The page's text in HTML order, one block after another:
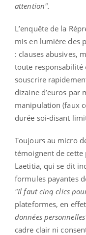
attention".
L’enquête de la
mis en lumière des
: clauses abusives,
toute responsabilité
souscrire
dizaine d’euros par
manipulation (faux
durée soi-disant
Toujours au micro
témoignent de cette
Laetitia, qui se dit
formules payantes
"Il faut cinq clics
plateformes, en
données
cadre clair ni